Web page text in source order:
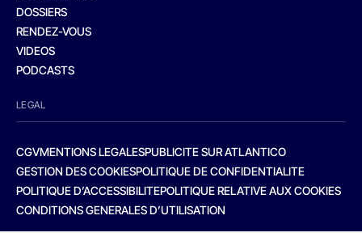
DOSSIERS
RENDEZ-VOUS
VIDEOS
PODCASTS
LEGAL
CGVMENTIONS LEGALESPUBLICITE SUR ATLANTICO
GESTION DES COOKIESPOLITIQUE DE CONFIDENTIALITE
POLITIQUE D’ACCESSIBILITEPOLITIQUE RELATIVE AUX COOKIES
CONDITIONS GENERALES D’UTILISATION